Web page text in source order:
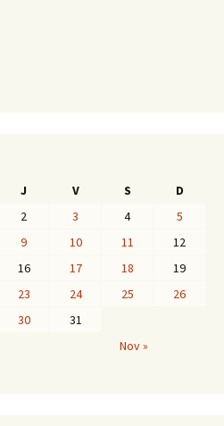
J V S
D
2 3 4
5
9 10 11
12
16 17 18
19
23 24 25
26
30
31
Nov »